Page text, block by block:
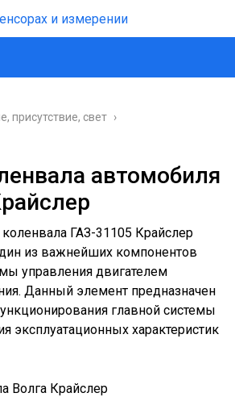
присутствие, свет ›
автомобиля
ГАЗ-31105 Крайслер
из важнейших компонентов
управления двигателем
Данный элемент предназначен
главной системы
эксплуатационных характеристик